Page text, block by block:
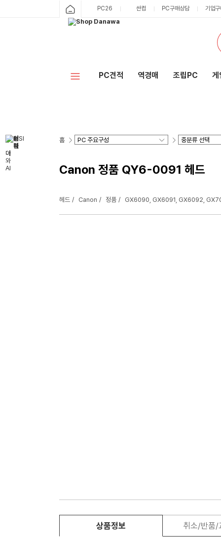
PC26 싼컴 PC구매상담 기업
PC견적 역경매 조립PC 게
홈
Canon 정품 QY6-0091 헤드
헤드 Canon 정품 GX6090, GX6091, GX6092,
상품정보 취소/반품/